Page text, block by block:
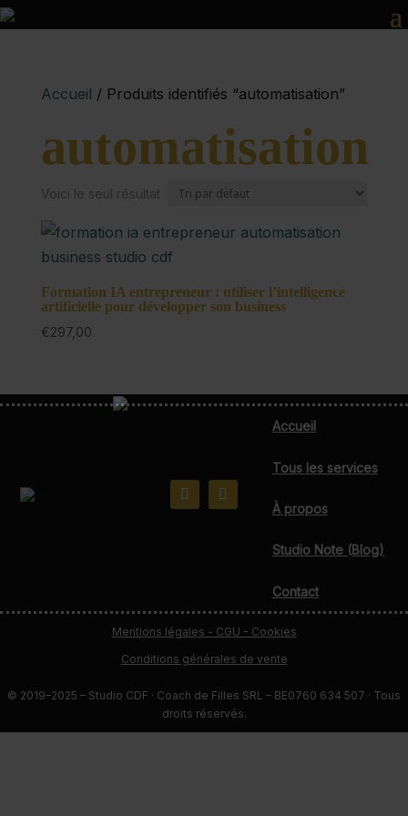
Accueil / Produits identifiés “automatisation”
automatisation
Voici le seul résultat
Formation IA entrepreneur : utiliser l’intelligence
artificielle pour développer son business
€297,00
Accueil
Tous les services
À propos
Studio Note (Blog)
Contact
Mentions légales - CGU - Cookies
Conditions générales de vente
© 2019–2025 – Studio CDF · Coach de Filles SRL – BE0760 634 507 · Tous
droits réservés.